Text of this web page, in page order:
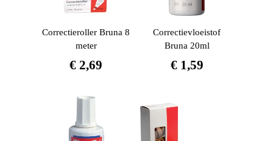
Correctieroller Bruna 8
meter
€ 2,69
Correctievloeistof
Bruna 20ml
€1,59